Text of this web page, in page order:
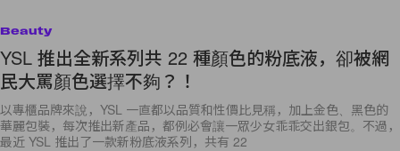
Beauty
YSL 推出全新系列共 22 種顏色的粉底液，卻被網
民大罵顏色選擇不夠？！
以專櫃品牌來說，YSL 一直都以品質和性價比見稱，加上金色、黑色的
華麗包裝，每次推出新產品，都例必會讓一眾少女乖乖交出銀包。不過，
最近 YSL 推出了一款新粉底液系列，共有 22